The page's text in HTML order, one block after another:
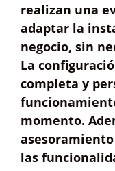
realizan una
adaptar la
negocio, sin
La
completa y
momento.
asesoramiento
las